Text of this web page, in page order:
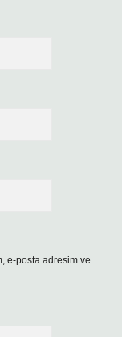
e-posta adresim ve